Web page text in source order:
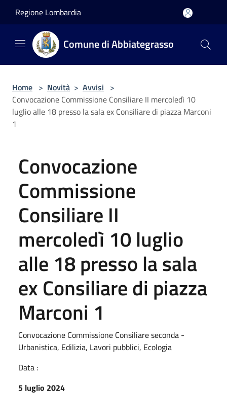
Regione Lombardia
Comune di Abbiategrasso
Home > Novità > Avvisi >
Convocazione Commissione Consiliare II mercoledì 10
luglio alle 18 presso la sala ex Consiliare di piazza Marconi
1
Convocazione
Commissione
Consiliare II
mercoledì 10 luglio
alle 18 presso la sala
ex Consiliare di piazza
Marconi 1
Convocazione Commissione Consiliare seconda -
Urbanistica, Edilizia, Lavori pubblici, Ecologia
Data :
5 luglio 2024